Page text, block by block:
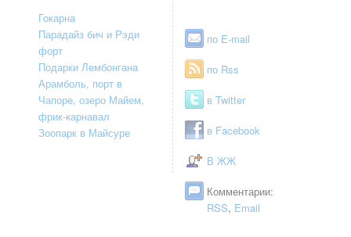
Гокарна
Парадайз бич и Рэди
форт
Подарки Лембонгана
Арамболь, порт в
Чапоре, озеро Майем,
фрик-карнавал
Зоопарк в Майсуре
по E-mail
по Rss
в Twitter
в Facebook
В ЖЖ
Комментарии:
RSS, Email